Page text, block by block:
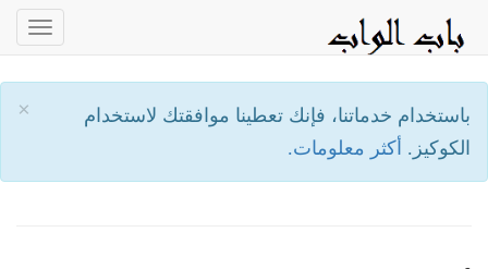
×
باستخدام خدماتنا، فإنك تعطينا موافقتك لاستخدام
الكوكيز. أكثر معلومات.